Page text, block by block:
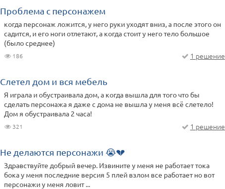
Проблема с персонажем
когда персонаж ложится, у него руки уходят вниз, а после этого он
садится, и его ноги отлетают, а когда стоит у него тело большое
(было среднее)
186 1 решение
Слетел дом и вся мебель
Я играла и обустраивала дом, а когда вышла для того что бы
сделать персонажа я даже с дома не вышла у меня всё слетело!
Дом я обустраивала 2 часа!
321 1 решение
Не делаются персонажи 😭💔
Здравствуйте добрый вечер. Извините у меня не работает тока
бока у меня последние версия 5 плей взлом все работает но вот
персонажи у меня ловит ...